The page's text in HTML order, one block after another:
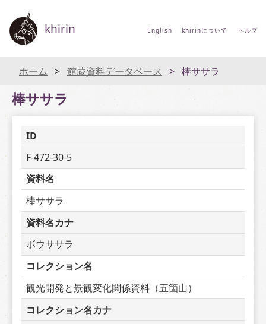
khirin English khirinについて ヘルプ
ホーム 館蔵資料データベース 棒ササラ
棒ササラ
ID
F-472-30-5
資料名
棒ササラ
資料名カナ
ボウササラ
コレクション名
観光開発と景観変化関係資料（五箇山）
コレクション名カナ